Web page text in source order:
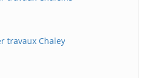
travaux Chaley